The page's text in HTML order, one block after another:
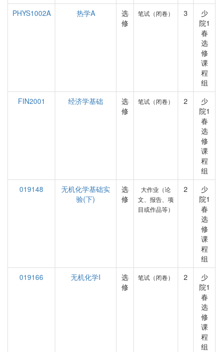
PHYS1002A
热学A
选
修
笔试（闭卷） 3
少
院1
春
选
修
课
程
组
FIN2001
经济学基础
选
修
笔试（闭卷） 2
少
院1
春
选
修
课
程
组
019148
无机化学基础实
验(下)
选
修
大作业（论
文、报告、项
目或作品等）
2
少
院1
春
选
修
课
程
组
019166
无机化学I
选
修
笔试（闭卷） 2
少
院1
春
选
修
课
程
组